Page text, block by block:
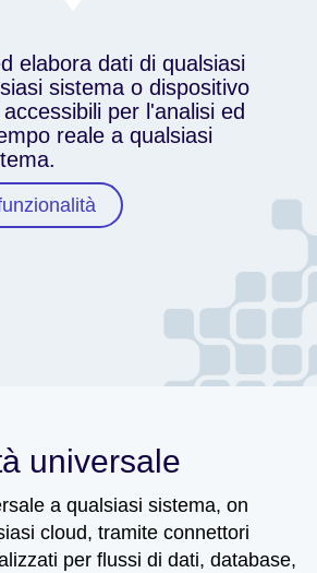
elabora dati di qualsiasi
sistema o dispositivo
per l'analisi ed
reale a qualsiasi
universale
a qualsiasi sistema, on
cloud, tramite connettori
per flussi di dati, database,